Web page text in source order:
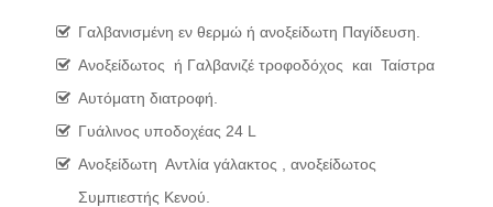
Γαλβανισμένη εν θερμώ ή ανοξείδωτη Παγίδευση.
Ανοξείδωτος ή Γαλβανιζέ τροφοδόχος και Ταίστρα
Αυτόματη διατροφή.
Γυάλινος υποδοχέας 24 L
Ανοξείδωτη Αντλία γάλακτος , ανοξείδωτος
Συμπιεστής Κενού.